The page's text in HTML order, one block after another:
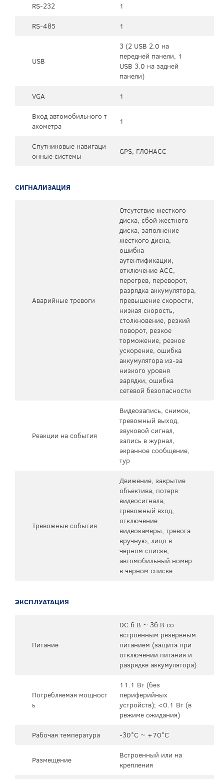
RS-232
1
RS-485
1
USB
3 (2 USB 2.0 на
передней панели, 1
USB 3.0 на задней
панели)
VGA
1
Вход автомобильного т
ахометра
1
Спутниковые навигаци
онные системы
GPS, ГЛОНАСС
СИГНАЛИЗАЦИЯ
Аварийные тревоги
Отсутствие жесткого
диска, сбой жесткого
диска, заполнение
жесткого диска,
ошибка
аутентификации,
отключение ACC,
перегрев, переворот,
разрядка аккумулятора,
превышение скорости,
низкая скорость,
столкновение, резкий
поворот, резкое
торможение, резкое
ускорение, ошибка
аккумулятора из-за
низкого уровня
зарядки, ошибка
сетевой безопасности
Реакции на события
Видеозапись, снимок,
тревожный выход,
звуковой сигнал,
запись в журнал,
экранное сообщение,
тур
Тревожные события
Движение, закрытие
объектива, потеря
видеосигнала,
тревожный вход,
отключение
видеокамеры, тревога
вручную, лицо в
черном списке,
автомобильный номер
в черном списке
ЭКСПЛУАТАЦИЯ
Питание
DC 6 В ~ 36 В со
встроенным резервным
питанием (защита при
отключении питания и
разрядке аккумулятора)
Потребляемая мощност
ь
11.1 Вт (без
периферийных
устройств); <0.1 Вт (в
режиме ожидания)
Рабочая температура
-30°C ~ +70°C
Размещение
Встроенный или на
крепления